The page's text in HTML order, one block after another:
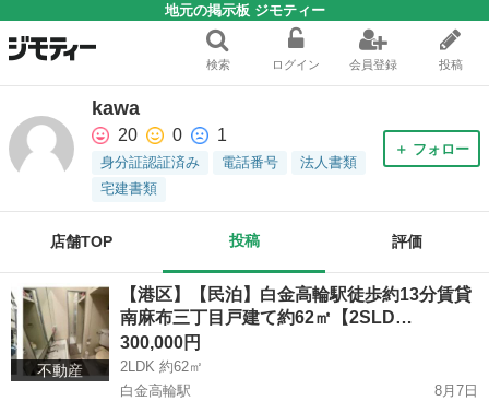
地元の掲示板 ジモティー
検索 ログイン 会員登録 投稿
kawa
20 0 1
身分証認証済み 電話番号
法人書類
宅建書類
＋ フォロー
店舗TOP 投稿 評価
不動産
【港区】【民泊】白金高輪駅徒歩約13分賃貸
南麻布三丁目戸建て約62㎡【2SLD…
300,000円
2LDK 約62㎡
白金高輪駅
8月7日